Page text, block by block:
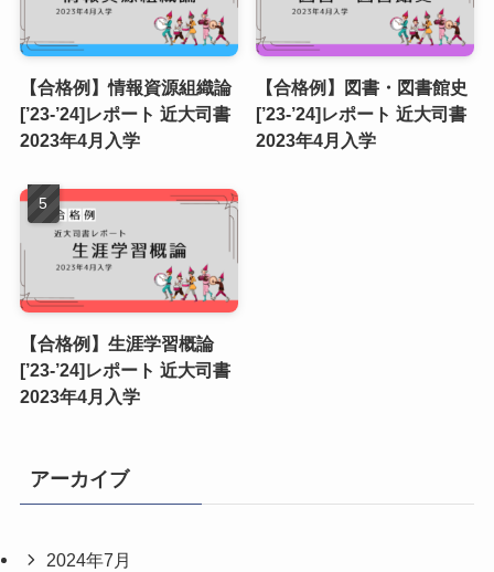
【合格例】情報資源組織論
[’23-’24]レポート 近大司書
2023年4月入学
【合格例】図書・図書館史
[’23-’24]レポート 近大司書
2023年4月入学
【合格例】生涯学習概論
[’23-’24]レポート 近大司書
2023年4月入学
アーカイブ
2024年7月